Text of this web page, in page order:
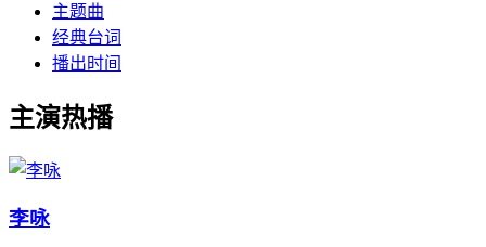
主题曲
经典台词
播出时间
主演热播
李咏